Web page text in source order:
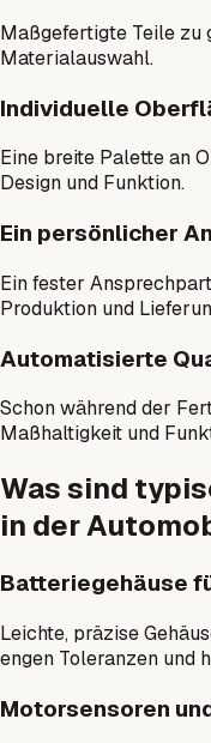
Maßgefertigte Teile zu
Materialauswahl.
Individuelle
Eine breite Palette an
Design und Funktion.
Ein persönlicher
Ein fester
Produktion und
Automatisierte
Schon während der
Maßhaltigkeit und
Was sind
in der
Batteriegehäuse
Leichte, präzise
engen Toleranzen und
Motorsensoren